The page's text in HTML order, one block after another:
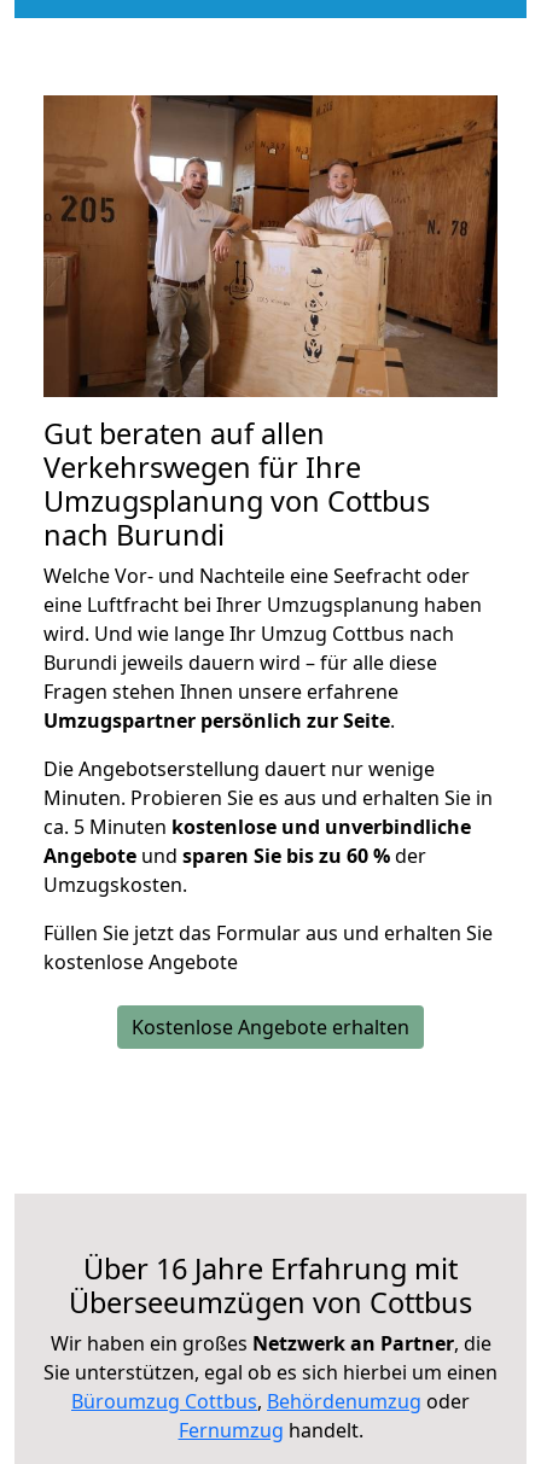
Gut beraten auf allen
Verkehrswegen für Ihre
Umzugsplanung von Cottbus
nach Burundi
Welche Vor- und Nachteile eine Seefracht oder
eine Luftfracht bei Ihrer Umzugsplanung haben
wird. Und wie lange Ihr Umzug Cottbus nach
Burundi jeweils dauern wird – für alle diese
Fragen stehen Ihnen unsere erfahrene
Umzugspartner persönlich zur Seite.
Die Angebotserstellung dauert nur wenige
Minuten. Probieren Sie es aus und erhalten Sie in
ca. 5 Minuten kostenlose und unverbindliche
Angebote und sparen Sie bis zu 60 %der
Umzugskosten.
Füllen Sie jetzt das Formular aus und erhalten Sie
kostenlose Angebote
Kostenlose Angebote erhalten
Über 16 Jahre Erfahrung mit
Überseeumzügen von Cottbus
Wir haben ein großes Netzwerk an Partner, die
Sie unterstützen, egal ob es sich hierbei um einen
Büroumzug Cottbus, Behördenumzug oder
Fernumzug handelt.